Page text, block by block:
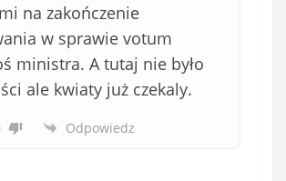
na zakończenie
w sprawie votum
ministra. A tutaj nie było
ale kwiaty już czekaly.
Odpowiedz